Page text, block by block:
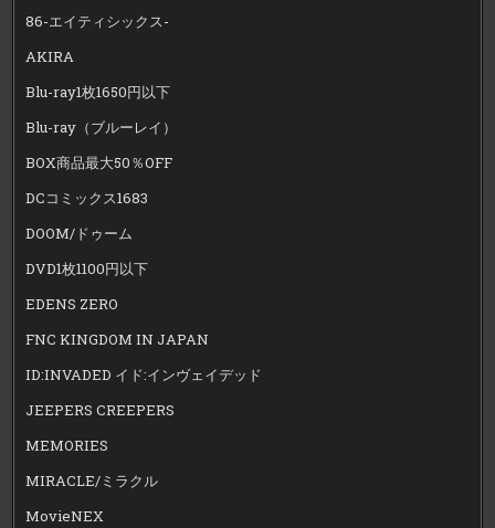
86-エイティシックス-
AKIRA
Blu-ray1枚1650円以下
Blu-ray（ブルーレイ）
BOX商品最大50％OFF
DCコミックス1683
DOOM/ドゥーム
DVD1枚1100円以下
EDENS ZERO
FNC KINGDOM IN JAPAN
ID:INVADED イド:インヴェイデッド
JEEPERS CREEPERS
MEMORIES
MIRACLE/ミラクル
MovieNEX